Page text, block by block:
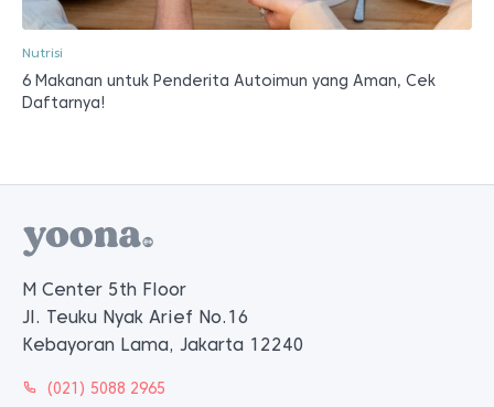
Nutrisi
6 Makanan untuk Penderita Autoimun yang Aman, Cek
Daftarnya!
M Center 5th Floor
Jl. Teuku Nyak Arief No.16
Kebayoran Lama, Jakarta 12240
(021) 5088 2965